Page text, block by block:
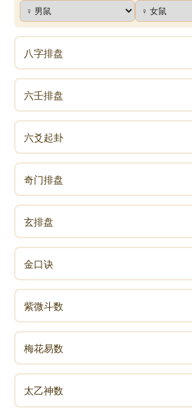
八字排盘
六壬排盘
六爻起卦
奇门排盘
玄排盘
金口诀
紫微斗数
梅花易数
太乙神数